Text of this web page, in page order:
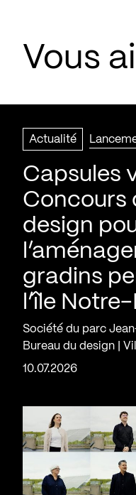
Vous
Actualité
Capsules
Concours
design
gradins
l’île
Société du parc
Bureau du design |
10.07.2026